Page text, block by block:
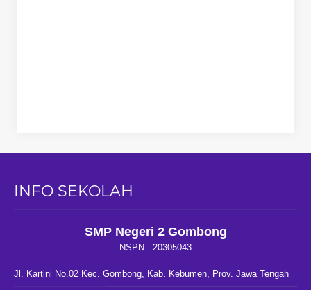
INFO SEKOLAH
SMP Negeri 2 Gombong
NSPN : 20305043
Jl. Kartini No.02 Kec. Gombong, Kab. Kebumen, Prov. Jawa Tengah